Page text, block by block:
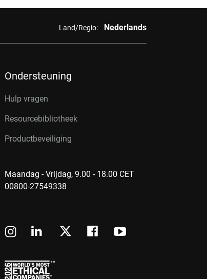
Land/Regio: Nederlands
Ondersteuning
Hulp vragen
Resourcebibliotheek
Productbeveiliging
Maandag - Vrijdag, 9.00 - 18.00 CET
00800-27549338